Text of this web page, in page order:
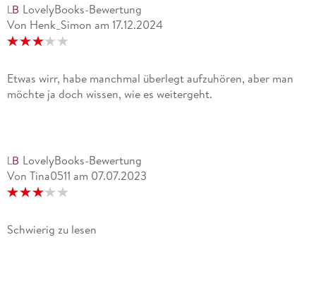
LovelyBooks-Bewertung
Von Henk_Simon am 17.12.2024
Etwas wirr, habe manchmal überlegt aufzuhören, aber man
möchte ja doch wissen, wie es weitergeht.
LovelyBooks-Bewertung
Von Tina0511 am 07.07.2023
Schwierig zu lesen